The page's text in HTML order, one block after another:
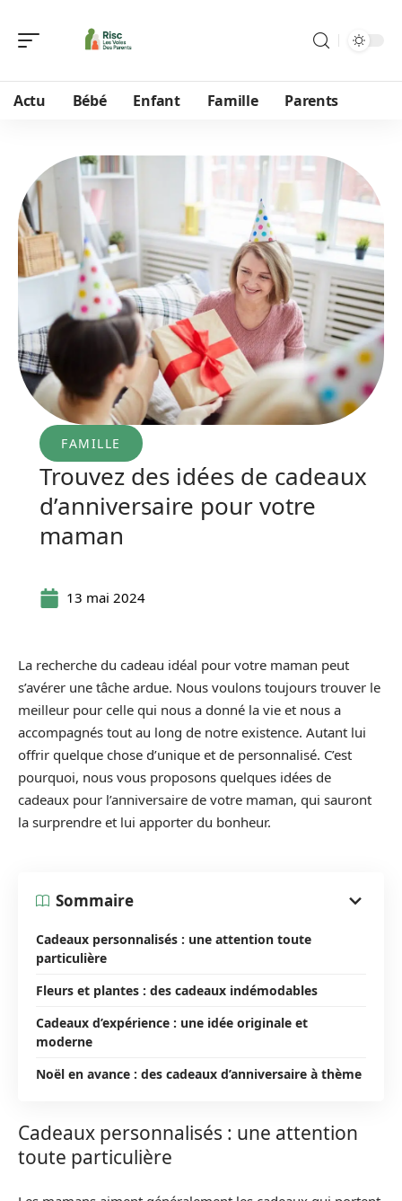
Actu Bébé Enfant Famille Parents
FAMILLE
Trouvez des idées de cadeaux
d’anniversaire pour votre
maman
13 mai 2024
La recherche du cadeau idéal pour votre maman peut
s’avérer une tâche ardue. Nous voulons toujours trouver le
meilleur pour celle qui nous a donné la vie et nous a
accompagnés tout au long de notre existence. Autant lui
offrir quelque chose d’unique et de personnalisé. C’est
pourquoi, nous vous proposons quelques idées de
cadeaux pour l’anniversaire de votre maman, qui sauront
la surprendre et lui apporter du bonheur.
Sommaire
Cadeaux personnalisés : une attention toute
particulière
Fleurs et plantes : des cadeaux indémodables
Cadeaux d’expérience : une idée originale et
moderne
Noël en avance : des cadeaux d’anniversaire à thème
Cadeaux personnalisés : une attention
toute particulière